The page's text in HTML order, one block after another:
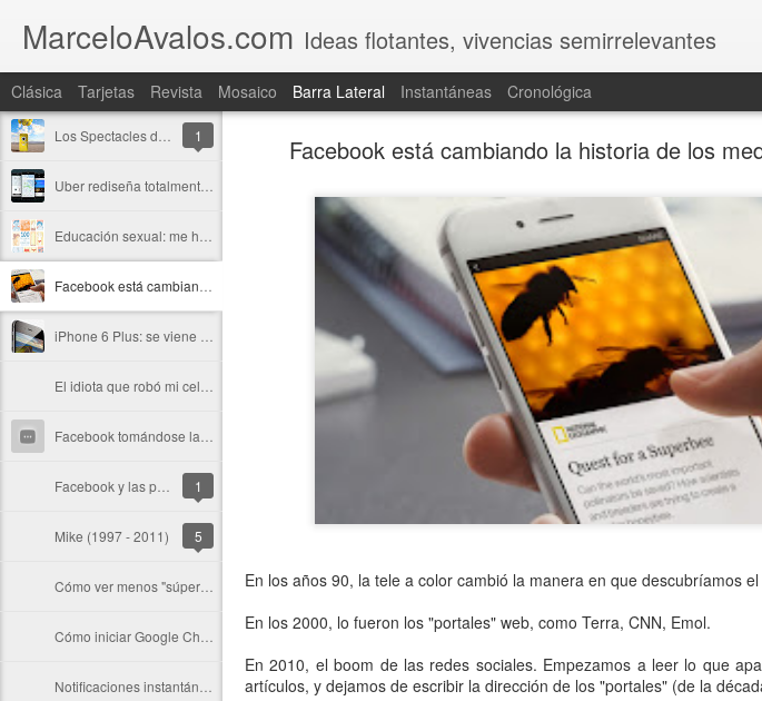
MarceloAvalos.com Ideas flotantes, vivencias semirrelevantes
Clásica Tarjetas Revista Mosaico Barra Lateral Instantáneas Cronológica
1
1
Mike (1997 - 2011) 5
Facebook está cambiando la historia de los
En los años 90, la tele a color cambió la manera en que descubríamos
En los 2000, lo fueron los "portales" web, como Terra, CNN, Emol.
En 2010, el boom de las redes sociales. Empezamos a leer lo que
artículos, y dejamos de escribir la dirección de los "portales" (de la